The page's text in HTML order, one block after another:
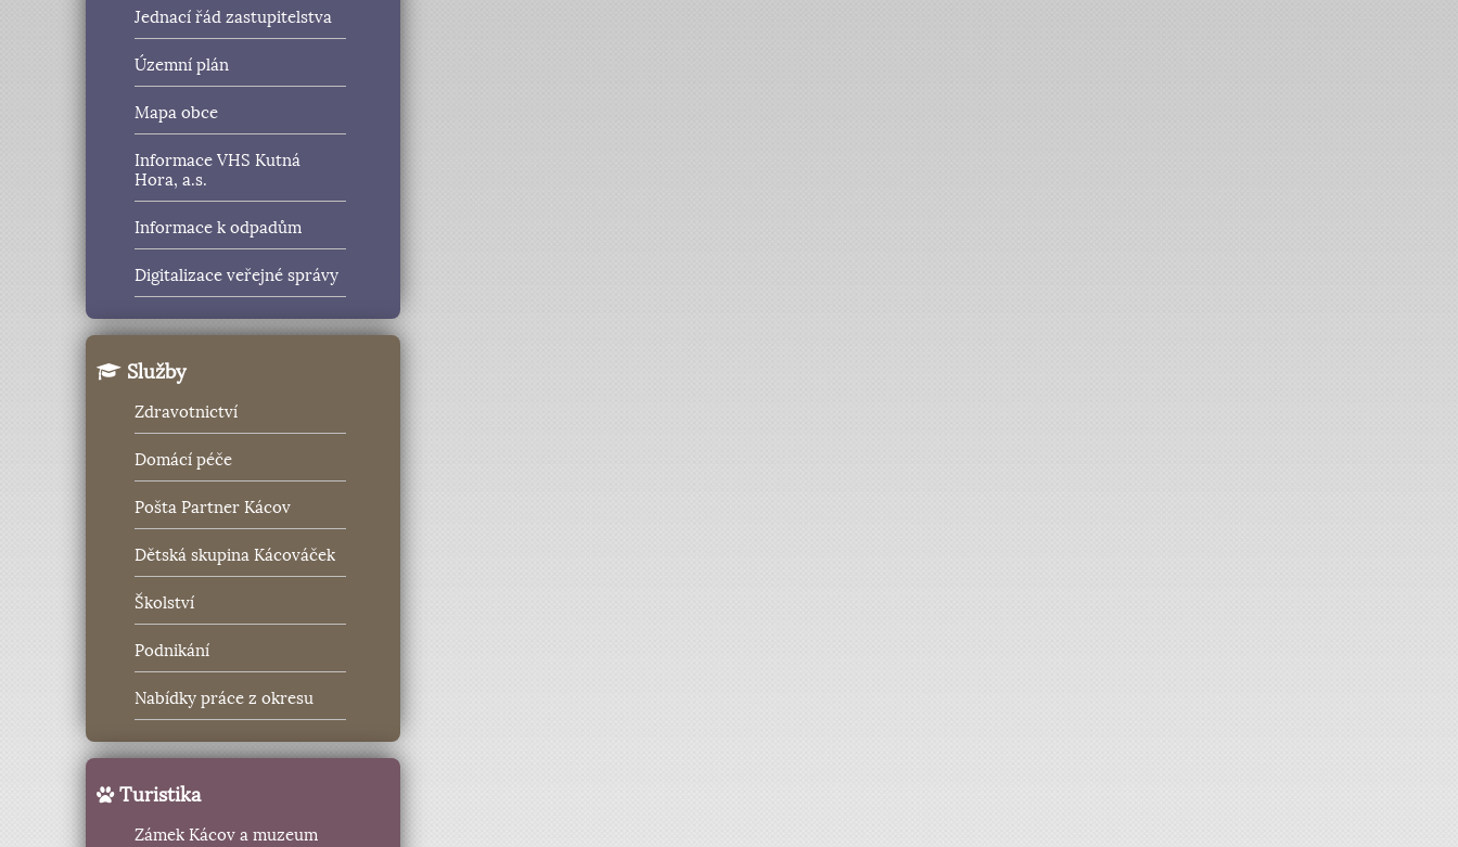
Jednací řád zastupitelstva
Územní plán
Mapa obce
Informace VHS Kutná
Hora, a.s.
Informace k odpadům
Digitalizace veřejné správy
Služby
Zdravotnictví
Domácí péče
Pošta Partner Kácov
Dětská skupina Kácováček
Školství
Podnikání
Nabídky práce z okresu
Turistika
Zámek Kácov a muzeum